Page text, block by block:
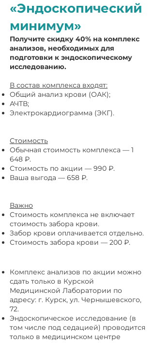
«Эндоскопический
минимум»
Получите скидку 40% на комплекс
анализов, необходимых для
подготовки к эндоскопическому
исследованию.
В состав комплекса входят:
Общий анализ крови (ОАК);
АЧТВ;
Электрокардиограмма (ЭКГ).
Стоимость
Обычная стоимость комплекса — 1
648 ₽.
Стоимость по акции — 990 ₽.
Ваша выгода — 658 ₽.
Важно
Стоимость комплекса не включает
стоимость забора крови.
Забор крови оплачивается отдельно.
Стоимость забора крови — 200 ₽.
Комплекс анализов по акции можно
сдать только в Курской
Медицинской Лаборатории по
адресу: г. Курск, ул. Чернышевского,
72.
Эндоскопическое исследование (в
том числе под седацией) проводится
только в медицинском центре